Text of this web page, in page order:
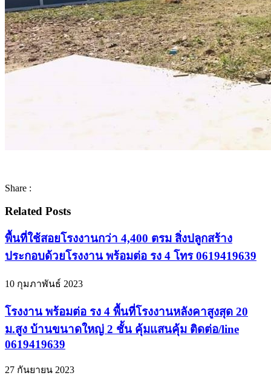
Share :
Related Posts
พื้นที่ใช้สอยโรงงานกว่า 4,400 ตรม สิ่งปลูกสร้าง
ประกอบด้วยโรงงาน พร้อมต่อ รง 4 โทร 0619419639
10 กุมภาพันธ์ 2023
โรงงาน พร้อมต่อ รง 4 พื้นที่โรงงานหลังคาสูงสุด 20
ม.สูง บ้านขนาดใหญ่ 2 ชั้น คุ้มแสนคุ้ม ติดต่อ/line
0619419639
27 กันยายน 2023